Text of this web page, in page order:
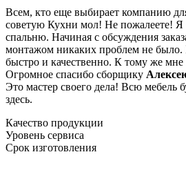
Всем, кто еще выбирает компанию
советую Кухни мол! Не пожалеете! Я
спальню. Начиная с обсуждения
монтажом никаких проблем не было.
быстро и качественно. К тому же мне
Огромное спасибо сборщику
Это мастер своего дела! Всю мебель
здесь.
Качество продукции
Уровень сервиса
Срок изготовления